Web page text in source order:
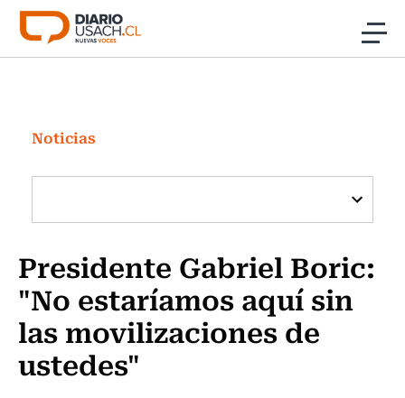
Click acá para ir directamente al contenido
Investigación
Cultura
Programas Radio y TV Usach
Noticias
Presidente Gabriel Boric:
"No estaríamos aquí sin
las movilizaciones de
ustedes"